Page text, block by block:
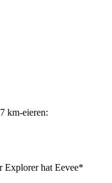
km-eieren:
Explorer hat Eevee*